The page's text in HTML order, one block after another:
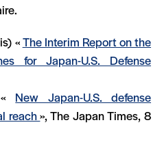
« The Interim Report on the
for Japan-U.S. Defense
New Japan-U.S. defense
reach», The Japan Times, 8